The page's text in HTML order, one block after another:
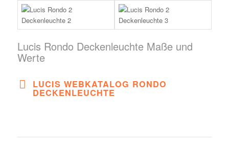
Lucis Rondo Deckenleuchte Maße und
Werte
LUCIS WEBKATALOG RONDO
DECKENLEUCHTE